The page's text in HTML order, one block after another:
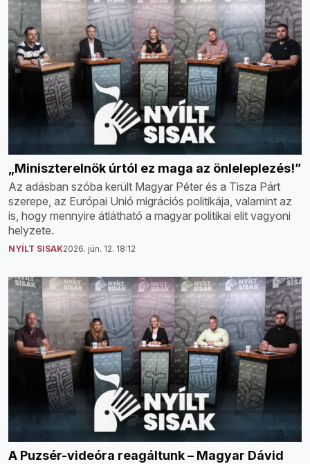
„Miniszterelnök úrtól ez maga az önleleplezés!”
Az adásban szóba került Magyar Péter és a Tisza Párt
szerepe, az Európai Unió migrációs politikája, valamint az
is, hogy mennyire átlátható a magyar politikai elit vagyoni
helyzete.
NYÍLT SISAK2026. jún. 12. 18:12
A Puzsér-videóra reagáltunk – Magyar Dávid